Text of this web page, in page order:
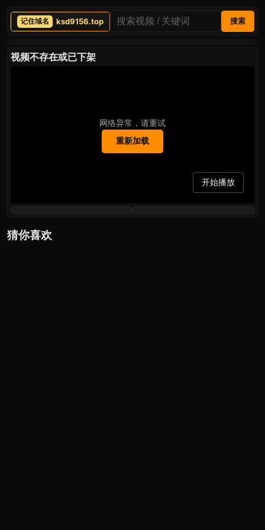
ksd9156.top 搜索
视频不存在或已下架
网络异常，请重试
重新加载
开始播放
猜你喜欢